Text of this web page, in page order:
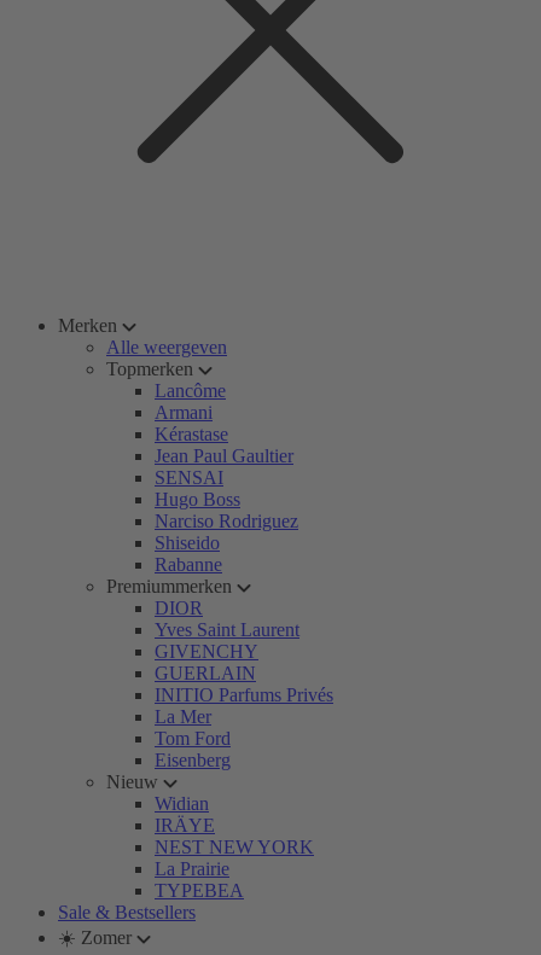
Merken
Alle weergeven
Topmerken
Lancôme
Armani
Kérastase
Jean Paul Gaultier
SENSAI
Hugo Boss
Narciso Rodriguez
Shiseido
Rabanne
Premiummerken
DIOR
Yves Saint Laurent
GIVENCHY
GUERLAIN
INITIO Parfums Privés
La Mer
Tom Ford
Eisenberg
Nieuw
Widian
IRÄYE
NEST NEW YORK
La Prairie
TYPEBEA
Sale & Bestsellers
☀️ Zomer